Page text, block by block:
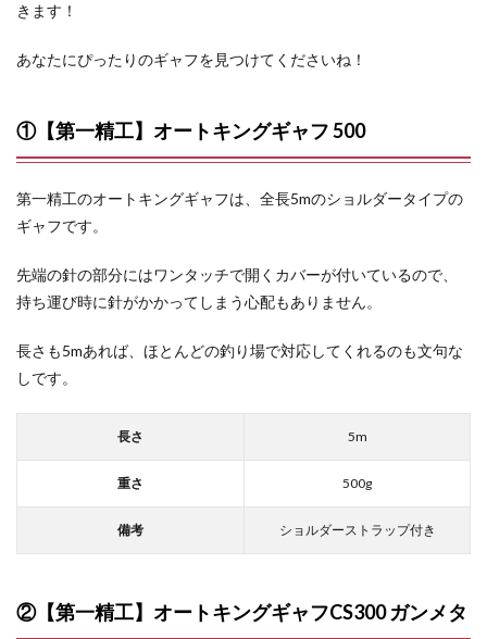
きます！
あなたにぴったりのギャフを見つけてくださいね！
①【第一精工】オートキングギャフ 500
第一精工のオートキングギャフは、全長5mのショルダータイプの
ギャフです。
先端の針の部分にはワンタッチで開くカバーが付いているので、
持ち運び時に針がかかってしまう心配もありません。
長さも5mあれば、ほとんどの釣り場で対応してくれるのも文句な
しです。
長さ 5m
重さ 500g
備考 ショルダーストラップ付き
②【第一精工】オートキングギャフCS300 ガンメタ